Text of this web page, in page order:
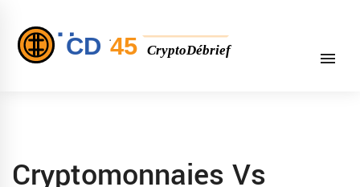
Cryptomonnaies Vs